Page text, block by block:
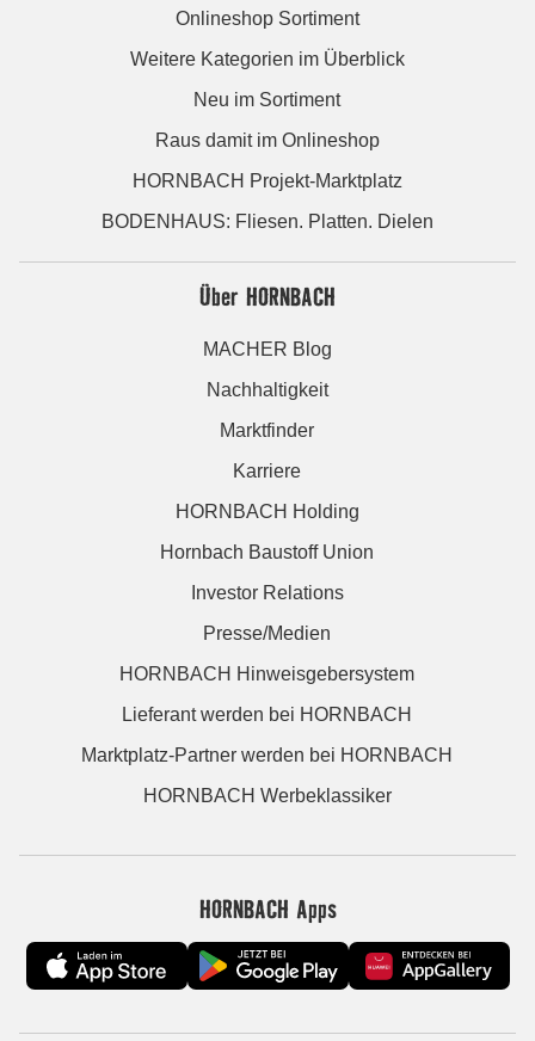
Onlineshop Sortiment
Weitere Kategorien im Überblick
Neu im Sortiment
Raus damit im Onlineshop
HORNBACH Projekt-Marktplatz
BODENHAUS: Fliesen. Platten. Dielen
Über HORNBACH
MACHER Blog
Nachhaltigkeit
Marktfinder
Karriere
HORNBACH Holding
Hornbach Baustoff Union
Investor Relations
Presse/Medien
HORNBACH Hinweisgebersystem
Lieferant werden bei HORNBACH
Marktplatz-Partner werden bei HORNBACH
HORNBACH Werbeklassiker
HORNBACH Apps